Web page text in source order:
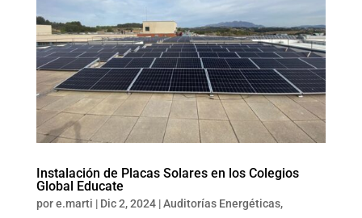
Instalación de Placas Solares en los Colegios
Global Educate
pore.marti | Dic 2, 2024|Auditorías Energéticas,